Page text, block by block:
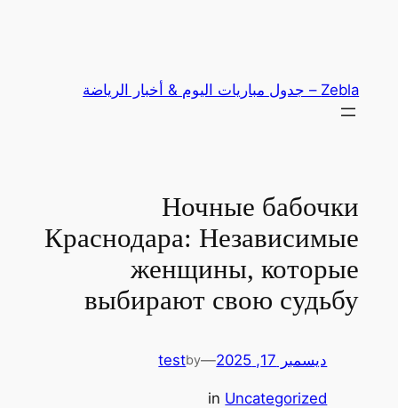
Ночные
Краснодара:
женщины,
выбирают свою
ديسمبر 17, 2025 —
by
test
inUncategorized